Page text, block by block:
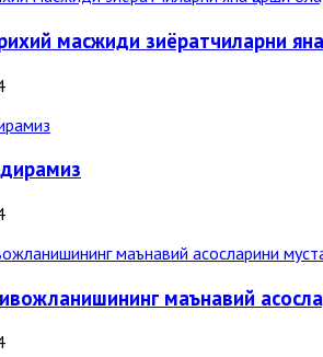
масжиди зиёратчиларни
маънавий